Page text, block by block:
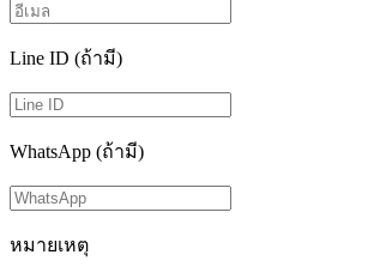
Line ID (ถ้ามี)
WhatsApp (ถ้ามี)
หมายเหตุ